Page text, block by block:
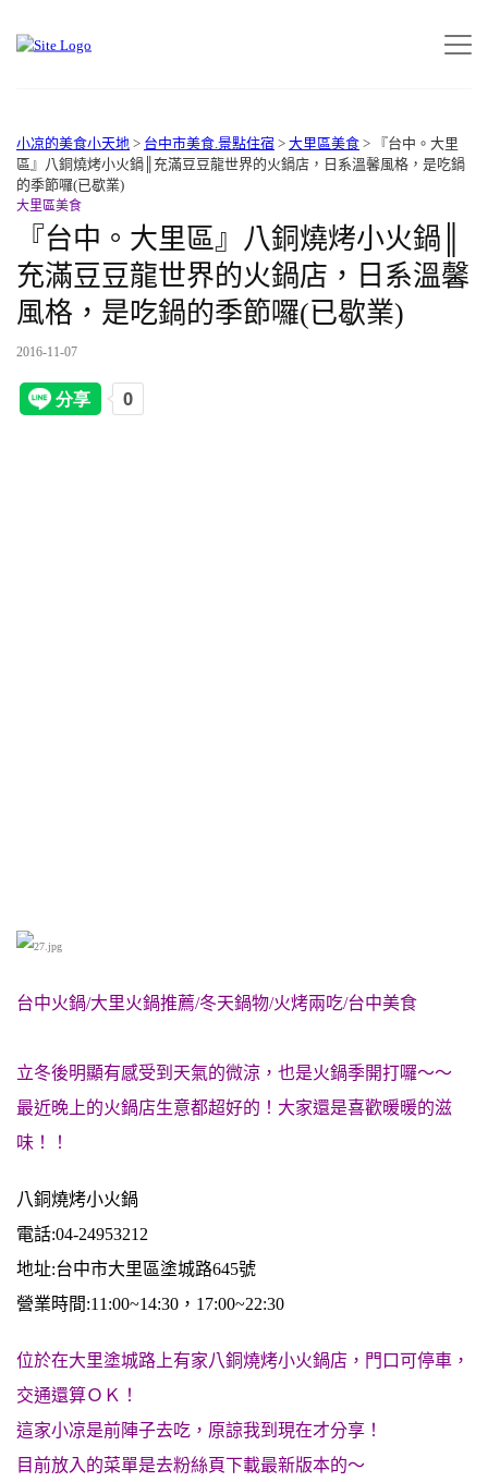
小凉的美食小天地 > 台中市美食.景點住宿 > 大里區美食 >
『台中。大里
區』八銅燒烤小火鍋║充滿豆豆龍世界的火鍋店，日系溫馨風格，是吃鍋
的季節囉(已歇業)
大里區美食
『台中。大里區』八銅燒烤小火鍋║
充滿豆豆龍世界的火鍋店，日系溫馨
風格，是吃鍋的季節囉(已歇業)
2016-11-07
台中火鍋/大里火鍋推薦/冬天鍋物/火烤兩吃/台中美食
立冬後明顯有感受到天氣的微涼，也是火鍋季開打囉～～
最近晚上的火鍋店生意都超好的！大家還是喜歡暖暖的滋
味！！
八銅燒烤小火鍋
電話:04-24953212
地址:台中市大里區塗城路645號
營業時間:11:00~14:30，17:00~22:30
位於在大里塗城路上有家八銅燒烤小火鍋店，門口可停車，
交通還算ＯＫ！
這家小凉是前陣子去吃，原諒我到現在才分享！
目前放入的菜單是去粉絲頁下載最新版本的～